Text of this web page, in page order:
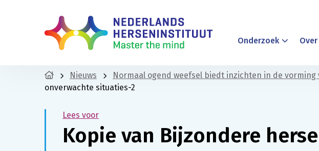
Onderzoek
Nieuws Normaal ogend weefsel biedt inzichten in de vorming
onverwachte situaties-2
Lees voor
Kopie van Bijzondere